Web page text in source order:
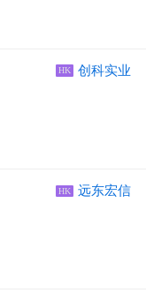
HK 创科实业
HK 远东宏信